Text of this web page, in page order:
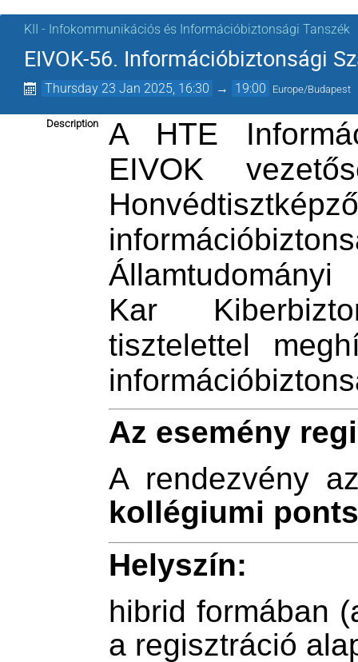
KII - Infokommunikációs és Információbiztonsági Tanszék
EIVOK-56. Információbiztonsági
Thursday 23 Jan 2025, 16:30 → 19:00 Europe/Budapest
Description
A HTE
EIVOK
Kar
tisztelettel
Az esemény
A rendezvény
kollégiumi
Helyszín:
hibrid formában
a regisztráció